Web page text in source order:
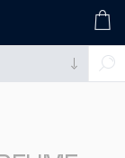
comprar